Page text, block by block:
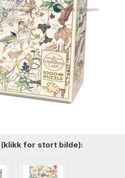
for stort bilde):